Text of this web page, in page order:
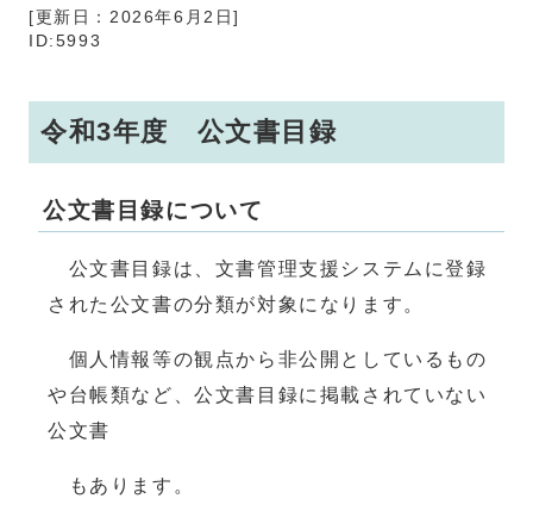
[更新日：2026年6月2日]
ID:5993
令和3年度 公文書目録
公文書目録について
公文書目録は、文書管理支援システムに登録
された公文書の分類が対象になります。
個人情報等の観点から非公開としているもの
や台帳類など、公文書目録に掲載されていない
公文書
もあります。